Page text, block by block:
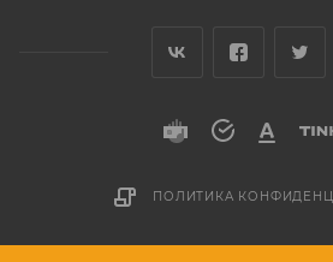
ПОЛИТИКА